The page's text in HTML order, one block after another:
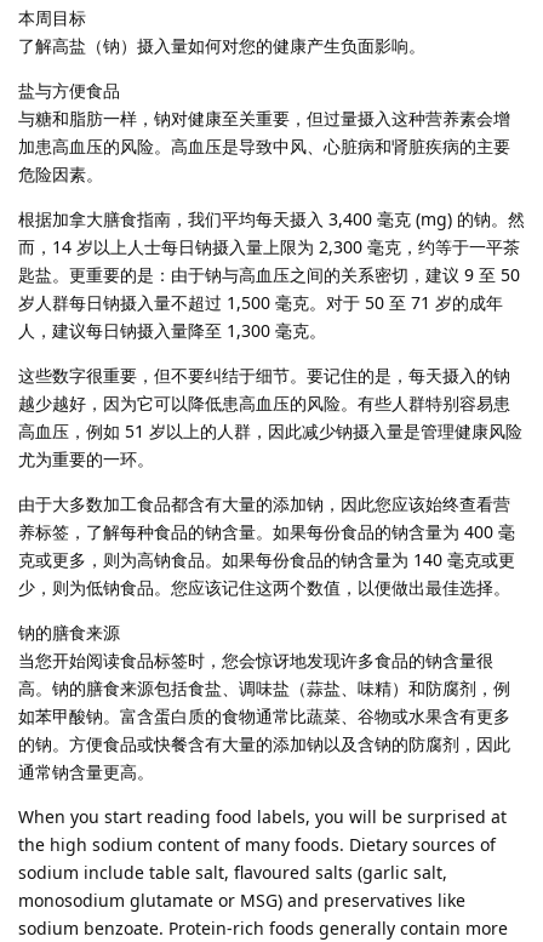
本周目标
了解高盐（钠）摄入量如何对您的健康产生负面影响。
盐与方便食品
与糖和脂肪一样，钠对健康至关重要，但过量摄入这种营养素会增
加患高血压的风险。高血压是导致中风、心脏病和肾脏疾病的主要
危险因素。
根据加拿大膳食指南，我们平均每天摄入 3,400 毫克 (mg) 的钠。然
而，14 岁以上人士每日钠摄入量上限为 2,300 毫克，约等于一平茶
匙盐。更重要的是：由于钠与高血压之间的关系密切，建议 9 至 50
岁人群每日钠摄入量不超过 1,500 毫克。对于 50 至 71 岁的成年
人，建议每日钠摄入量降至 1,300 毫克。
这些数字很重要，但不要纠结于细节。要记住的是，每天摄入的钠
越少越好，因为它可以降低患高血压的风险。有些人群特别容易患
高血压，例如 51 岁以上的人群，因此减少钠摄入量是管理健康风险
尤为重要的一环。
由于大多数加工食品都含有大量的添加钠，因此您应该始终查看营
养标签，了解每种食品的钠含量。如果每份食品的钠含量为 400 毫
克或更多，则为高钠食品。如果每份食品的钠含量为 140 毫克或更
少，则为低钠食品。您应该记住这两个数值，以便做出最佳选择。
钠的膳食来源
当您开始阅读食品标签时，您会惊讶地发现许多食品的钠含量很
高。钠的膳食来源包括食盐、调味盐（蒜盐、味精）和防腐剂，例
如苯甲酸钠。富含蛋白质的食物通常比蔬菜、谷物或水果含有更多
的钠。方便食品或快餐含有大量的添加钠以及含钠的防腐剂，因此
通常钠含量更高。
When you start reading food labels, you will be surprised at
the high sodium content of many foods. Dietary sources of
sodium include table salt, flavoured salts (garlic salt,
monosodium glutamate or MSG) and preservatives like
sodium benzoate. Protein-rich foods generally contain more